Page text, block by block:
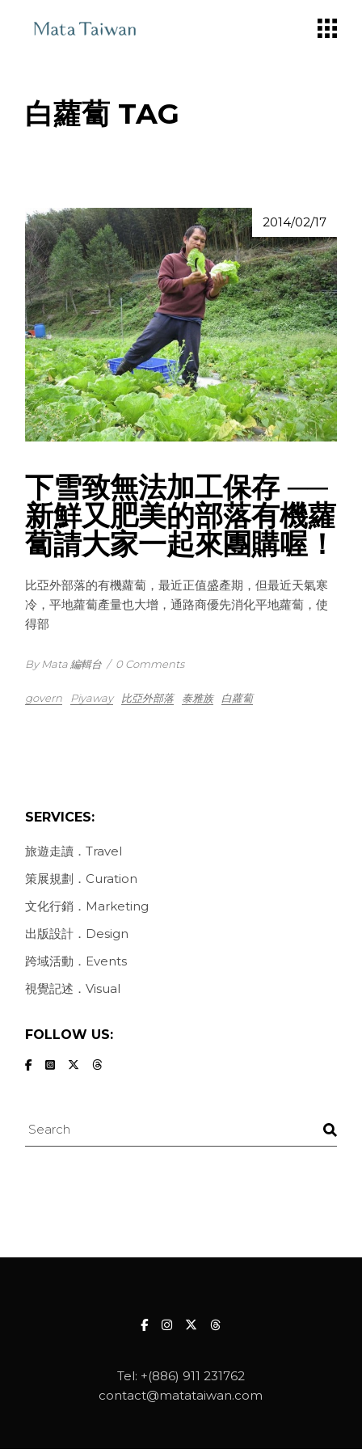
白蘿蔔 TAG
2014/02/17
下雪致無法加工保存 ──
新鮮又肥美的部落有機蘿
蔔請大家一起來團購喔！
比亞外部落的有機蘿蔔，最近正值盛產期，但最近天氣寒
冷，平地蘿蔔產量也大增，通路商優先消化平地蘿蔔，使
得部
By Mata 編輯台 / 0 Comments
govern Piyaway 比亞外部落 泰雅族 白蘿蔔
SERVICES:
旅遊走讀．Travel
策展規劃．Curation
文化行銷．Marketing
出版設計．Design
跨域活動．Events
視覺記述．Visual
FOLLOW US:
Search
Tel: +(886) 911 231762
contact@matataiwan.com